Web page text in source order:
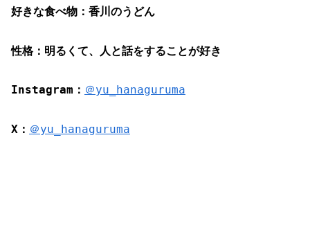
好きな食べ物：香川のうどん
性格：明るくて、人と話をすることが好き
Instagram： ＠yu_hanaguruma
X： ＠yu_hanaguruma